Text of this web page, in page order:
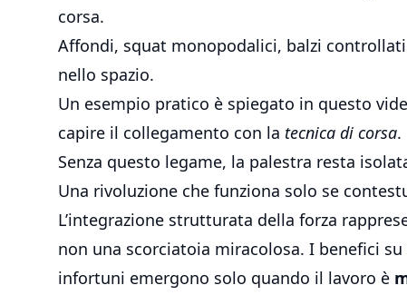
corsa.
Affondi, squat monopodalici, balzi
nello spazio.
Un esempio pratico è spiegato in questo
capire il collegamento con la tecnica di corsa.
Senza questo legame, la palestra resta
Una rivoluzione che funziona solo se
L’integrazione strutturata della forza
non una scorciatoia miracolosa. I benefici
infortuni emergono solo quando il lavoro è